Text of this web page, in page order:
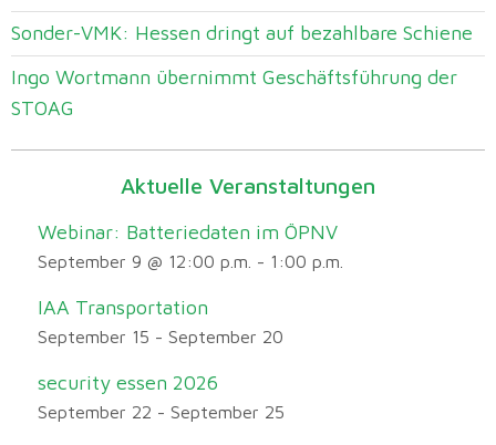
Sonder-VMK: Hessen dringt auf bezahlbare Schiene
Ingo Wortmann übernimmt Geschäftsführung der
STOAG
Aktuelle Veranstaltungen
Webinar: Batteriedaten im ÖPNV
September 9 @ 12:00 p.m. - 1:00 p.m.
IAA Transportation
September 15 - September 20
security essen 2026
September 22 - September 25